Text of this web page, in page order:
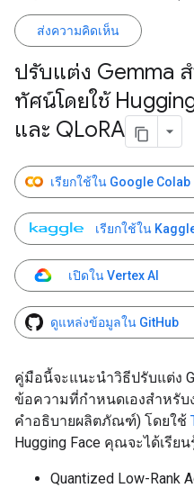
ส่งความคิดเห็น
ปรับแต่ง Gemma
ทัศน์โดยใช้
และ QLoRA
เรียกใช้ใน Google Colab
เรียกใช้ใน
เปิดใน Vertex AI
ดูแหล่งข้อมูลใน GitHub
คู่มือนี้จะแนะนำวิธีปรับแต่ง
ข้อความที่กำหนดเองสำหรับ
คำอธิบายผลิตภัณฑ์) โดยใช้
Hugging Face คุณจะได้เรียน
Quantized Low-Rank